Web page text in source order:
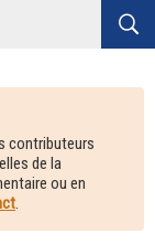
contributeurs
de la
ou en
.